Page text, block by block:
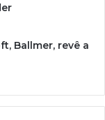
Ballmer, revê a